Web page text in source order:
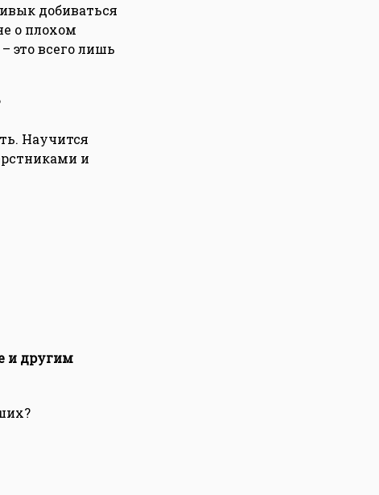
добиваться
о плохом
это всего лишь
Научится
и
и другим